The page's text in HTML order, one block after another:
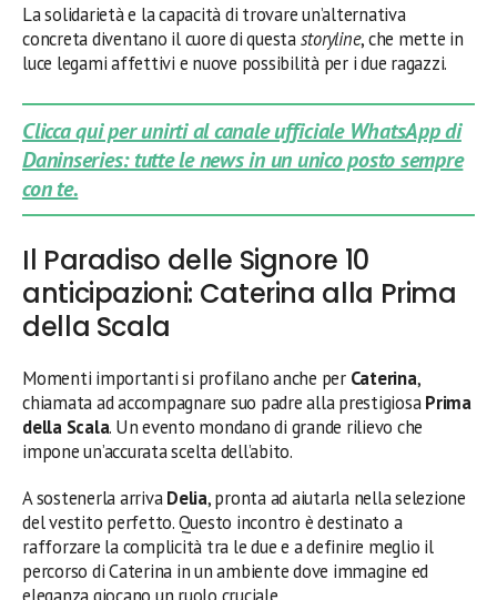
La solidarietà e la capacità di trovare un’alternativa
concreta diventano il cuore di questastoryline, che mette in
luce legami affettivi e nuove possibilità per i due ragazzi.
Clicca qui per unirti al canale ufficiale WhatsApp di
Daninseries: tutte le news in un unico posto sempre
con te.
Il Paradiso delle Signore 10
anticipazioni: Caterina alla Prima
della Scala
Momenti importanti si profilano anche per Caterina,
chiamata ad accompagnare suo padre alla prestigiosaPrima
della Scala. Un evento mondano di grande rilievo che
impone un’accurata scelta dell’abito.
A sostenerla arrivaDelia, pronta ad aiutarla nella selezione
del vestito perfetto. Questo incontro è destinato a
rafforzare la complicità tra le due e a definire meglio il
percorso di Caterina in un ambiente dove immagine ed
eleganza giocano un ruolo cruciale.